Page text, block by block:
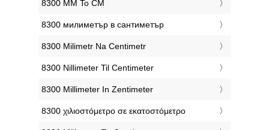
‎8300 MM To CM
‎8300 милиметър в сантиметър
‎8300 Milimetr Na Centimetr
‎8300 Nillimeter Til Centimeter
‎8300 Millimeter In Zentimeter
‎8300 χιλιοστόμετρο σε εκατοστόμετρο